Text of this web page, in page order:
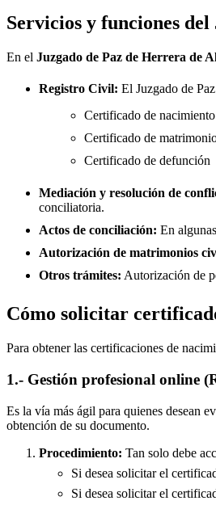
Servicios y funciones del
En el Juzgado de Paz de Herrera de
Registro Civil: El Juzgado de
Certificado de nacimiento
Certificado de
Certificado de defunción
Mediación y resolución de
conciliatoria.
Actos de conciliación: En
Autorización de matrimonios
Otros trámites: Autorización de
Cómo solicitar
Para obtener las certificaciones de
1.- Gestión profesional online
Es la vía más ágil para quienes desean
obtención de su documento.
Procedimiento: Tan solo debe
Si desea solicitar el
Si desea solicitar el